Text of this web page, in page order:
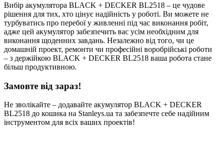
Вибір акумулятора BLACK + DECKER BL2518 – це чудове
рішення для тих, хто цінує надійність у роботі. Ви можете не
турбуватись про перебої у живленні під час виконання робіт,
адже цей акумулятор забезпечить вас усім необхідним для
виконання щоденних завдань. Незалежно від того, чи це
домашній проект, ремонти чи професійні воробрійські роботи
– з держійкою BLACK + DECKER BL2518 ваша робота стане
більш продуктивною.
Замовте від зараз!
Не зволікайте – додавайте акумулятор BLACK + DECKER
BL2518 до кошика на Stanleys.ua та забезпечте себе надійним
інструментом для всіх ваших проектів!